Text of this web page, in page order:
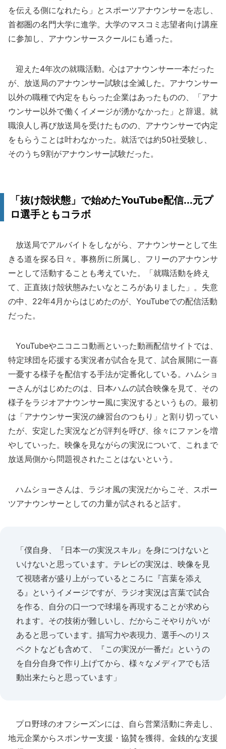
を伝える側になれたら」とスポーツアナウンサーを志し、
首都圏の名門大学に進学。大学のマスコミ志望者向け講座
に参加し、アナウンサースクールにも通った。
迎えた4年次の就職活動。心はアナウンサー一本だった
が、放送局のアナウンサー試験は全滅した。アナウンサー
以外の職種で内定をもらった企業はあったものの、「アナ
ウンサー以外で働くイメージが湧かなかった」と辞退。就
職浪人し再び放送局を受けたものの、アナウンサーで内定
をもらうことは叶わなかった。就活では約50社受験し、
そのうち9割がアナウンサー試験だった。
「抜け殻状態」で始めたYouTube配信...元プ
ロ選手ともコラボ
放送局でアルバイトをしながら、アナウンサーとして生
きる道を探る日々。事務所に所属し、フリーのアナウンサ
ーとして活動することも考えていた。「就職活動を終え
て、正直抜け殻状態みたいなところがありました」。失意
の中、22年4月からはじめたのが、YouTubeでの配信活動
だった。
YouTubeやニコニコ動画といった動画配信サイトでは、
特定球団を応援する実況者が試合を見て、試合展開に一喜
一憂する様子を配信する手法が定番化している。ハムショ
ーさんがはじめたのは、日本ハムの試合映像を見て、その
様子をラジオアナウンサー風に実況するというもの。最初
は「アナウンサー実況の練習台のつもり」と割り切ってい
たが、安定した実況などが評判を呼び、徐々にファンを増
やしていった。映像を見ながらの実況について、これまで
放送局側から問題視されたことはないという。
ハムショーさんは、ラジオ風の実況だからこそ、スポー
ツアナウンサーとしての力量が試されると話す。
「僕自身、『日本一の実況スキル』を身につけないと
いけないと思っています。テレビの実況は、映像を見
て視聴者が盛り上がっているところに『言葉を添え
る』というイメージですが、ラジオ実況は言葉で試合
を作る、自分の口一つで球場を再現することが求めら
れます。その技術が難しいし、だからこそやりがいが
あると思っています。描写力や表現力、選手へのリス
ペクトなども含めて、『この実況が一番だ』というの
を自分自身で作り上げてから、様々なメディアでも活
動出来たらと思っています」
プロ野球のオフシーズンには、自ら営業活動に奔走し、
地元企業からスポンサー支援・協賛を獲得。金銭的な支援